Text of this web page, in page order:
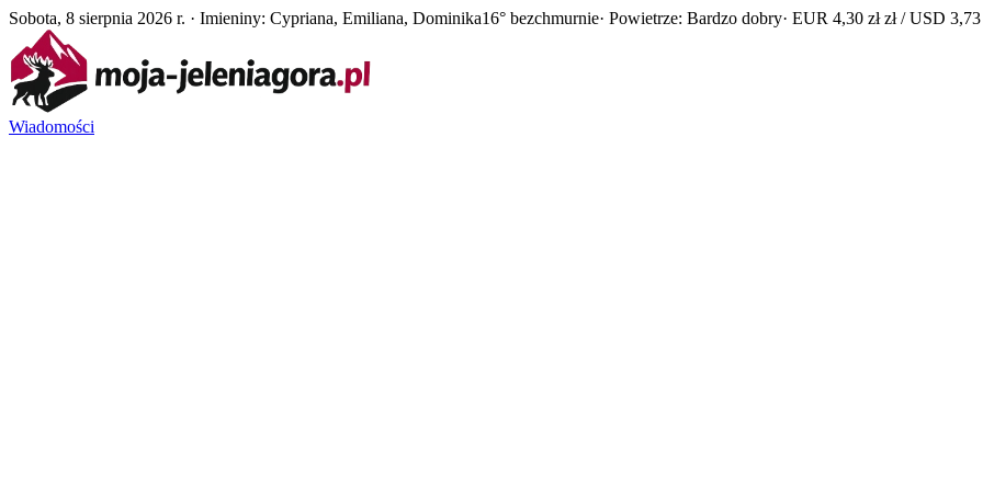
Sobota, 8 sierpnia 2026 r. · Imieniny: Cypriana, Emiliana, Dominika16° bezchmurnie· Powietrze: Bardzo dobry· EUR 4,30 zł zł / USD 3,73
Wiadomości